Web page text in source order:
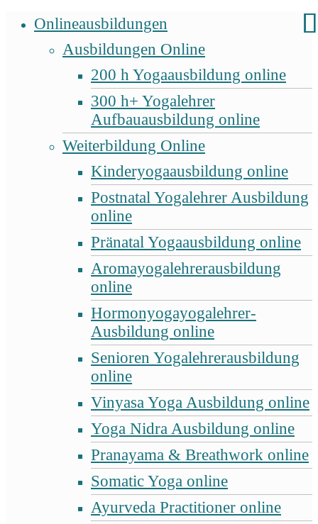
Onlineausbildungen
Ausbildungen Online
200 h Yogaausbildung online
300 h+ Yogalehrer
Aufbauausbildung online
Weiterbildung Online
Kinderyogaausbildung online
Postnatal Yogalehrer Ausbildung
online
Pränatal Yogaausbildung online
Aromayogalehrerausbildung
online
Hormonyogayogalehrer-
Ausbildung online
Senioren Yogalehrerausbildung
online
Vinyasa Yoga Ausbildung online
Yoga Nidra Ausbildung online
Pranayama & Breathwork online
Somatic Yoga online
Ayurveda Practitioner online